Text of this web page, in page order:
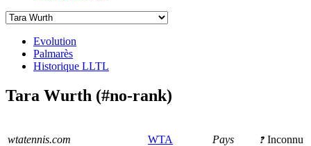
Evolution
Palmarès
Historique LLTL
Tara Wurth (#no-rank)
wtatennis.com WTA Pays
Inconnu